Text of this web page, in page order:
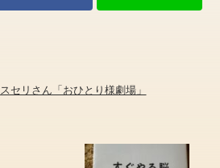
スセリさん「おひとり様劇場」